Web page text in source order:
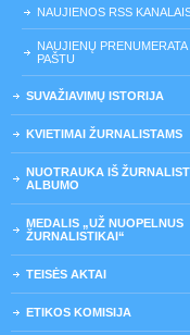
NAUJIENOS RSS
NAUJIENŲ PRENUMERATA
PAŠTU
SUVAŽIAVIMŲ ISTORIJA
KVIETIMAI ŽURNALISTAMS
NUOTRAUKA IŠ
ALBUMO
MEDALIS „UŽ NUOPELNUS
ŽURNALISTIKAI“
TEISĖS AKTAI
ETIKOS KOMISIJA